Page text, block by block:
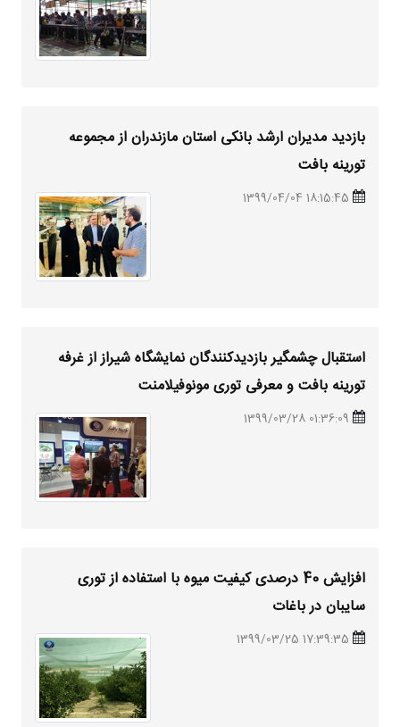
بازدید مدیران ارشد بانکی استان مازندران از مجموعه
تورینه بافت
18:15:45 1399/04/04
استقبال چشمگیر بازدیدکنندگان نمایشگاه شیراز از غرفه
تورینه بافت و معرفی توری مونوفیلامنت
01:36:09 1399/03/28
افزایش 40 درصدی کیفیت میوه با استفاده از توری
سایبان در باغات
17:39:35 1399/03/25